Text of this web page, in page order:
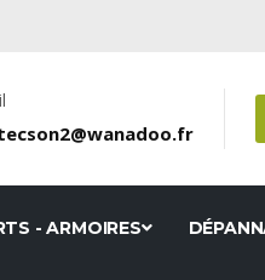
- ARMOIRES